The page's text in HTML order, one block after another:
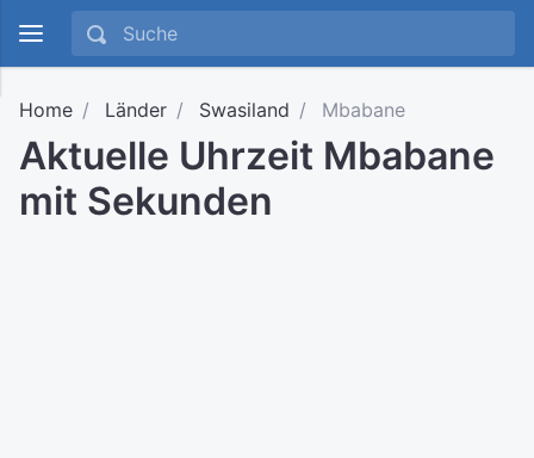
Home Länder Swasiland Mbabane
Aktuelle Uhrzeit Mbabane
mit Sekunden